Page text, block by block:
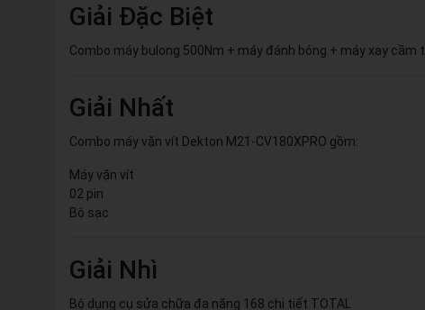
Giải Đặc Biệt
Combo máy bulong 500Nm + máy đánh bóng + máy xay cầm
Giải Nhất
Combo máy vặn vít Dekton M21-CV180XPRO gồm:
Máy vặn vít
02 pin
Bộ sạc
Giải Nhì
Bộ dụng cụ sửa chữa đa năng 168 chi tiết TOTAL